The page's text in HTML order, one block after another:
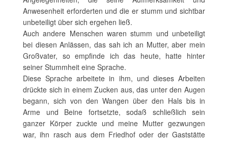
Anwesenheit erforderten und die er stumm und sichtbar
unbeteiligt über sich ergehen ließ.
Auch andere Menschen waren stumm und unbeteiligt
bei diesen Anlässen, das sah ich an Mutter, aber mein
Großvater, so empfinde ich das heute, hatte hinter
seiner Stummheit eine Sprache.
Diese Sprache arbeitete in ihm, und dieses Arbeiten
drückte sich in einem Zucken aus, das unter den Augen
begann, sich von den Wangen über den Hals bis in
Arme und Beine fortsetzte, sodaß schließlich sein
ganzer Körper zuckte und meine Mutter gezwungen
war, ihn rasch aus dem Friedhof oder der Gaststätte